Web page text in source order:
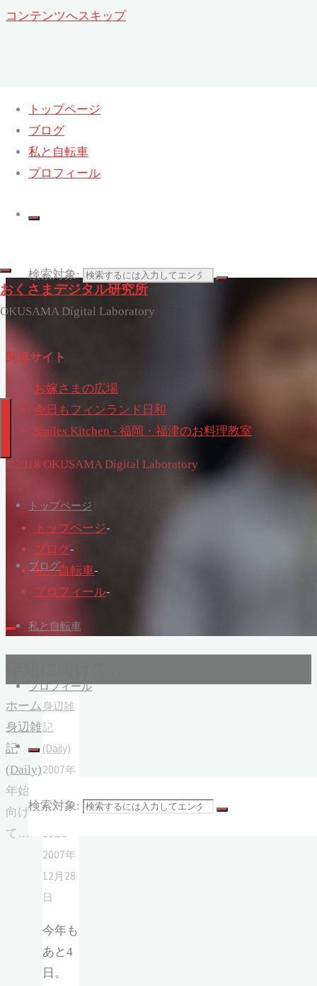
コンテンツへスキップ
トップページ
ブログ
私と自転車
プロフィール
検索対象:
おくさまデジタル研究所
OKUSAMA Digital Laboratory
トップページ
ブログ
私と自転車
プロフィール
検索対象:
ホーム
身辺雑
記
(Daily)
年始に
向け
て…
身辺雑
記
(Daily)
2007年
日,
20:58
2007年
12月28
日
今年も
あと4
日。
関連サイト
お嫁さまの広場
今日もフィンランド日和
Smiles Kitchen - 福岡・福津のお料理教室
©2018 OKUSAMA Digital Laboratory
トップページ-
ブログ-
私と自転車-
プロフィール-